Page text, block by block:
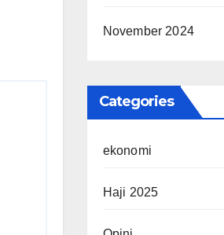
November 2024
Categories
ekonomi
Haji 2025